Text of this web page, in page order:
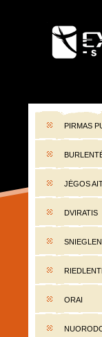
PIRMAS
JĖGOS
DVIRATIS
ORAI